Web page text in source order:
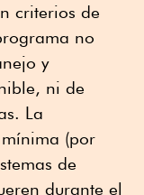
criterios de
no
y
ni de
La
(por
de
durante el